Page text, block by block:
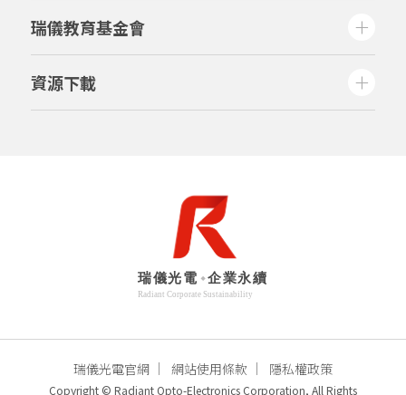
瑞儀教育基金會
資源下載
瑞儀光電官網 網站使用條款 隱私權政策
Copyright © Radiant Opto-Electronics Corporation, All Rights